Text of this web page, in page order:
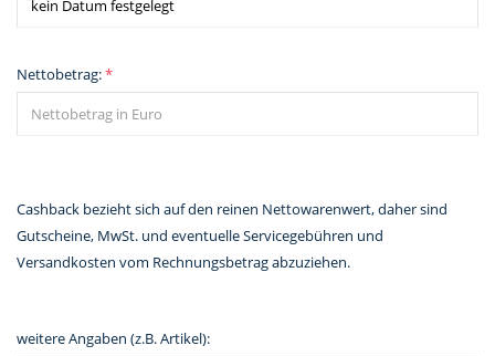
Nettobetrag:*
Cashback bezieht sich auf den reinen Nettowarenwert, daher sind
Gutscheine, MwSt. und eventuelle Servicegebühren und
Versandkosten vom Rechnungsbetrag abzuziehen.
weitere Angaben (z.B. Artikel):